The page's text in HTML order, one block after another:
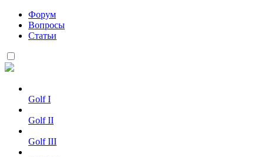
Форум
Вопросы
Статьи
Golf I
Golf II
Golf III